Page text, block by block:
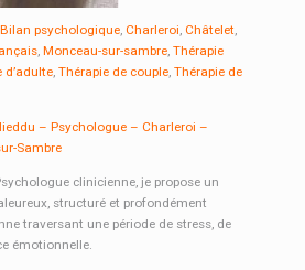
– Psychologue – Charleroi –
Sambre
Bilan psychologique, Charleroi, Châtelet,
, Monceau-sur-sambre, Thérapie
d’adulte, Thérapie de couple, Thérapie de
clinicienne, je propose un
structuré et profondément
traversant une période de stress, de
émotionnelle.